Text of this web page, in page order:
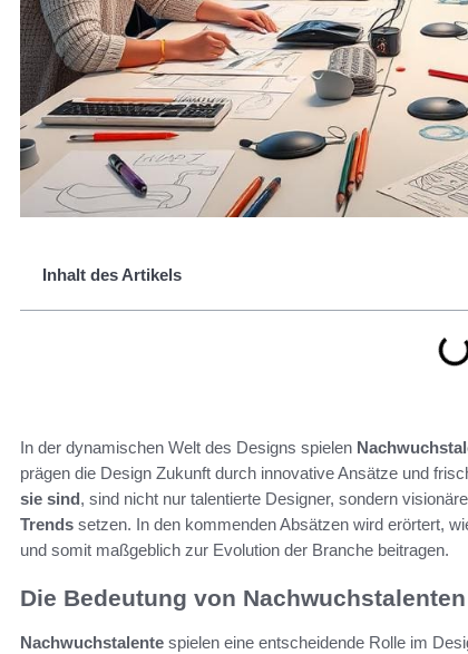
Inhalt des Artikels
In der dynamischen Welt des Designs spielen
prägen die Design Zukunft durch innovative Ansätze und
sie sind, sind nicht nur talentierte Designer, sondern
Trends setzen. In den kommenden Absätzen wird erörtert,
und somit maßgeblich zur Evolution der Branche beitragen.
Die Bedeutung von
Nachwuchstalente spielen eine entscheidende Rolle im